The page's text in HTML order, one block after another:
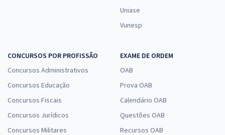
Uniase
Vunesp
CONCURSOS POR PROFISSÃO
Concursos Administrativos
Concursos Educação
Concursos Fiscais
Concursos Jurídicos
Concursos Militares
EXAME DE ORDEM
OAB
Prova OAB
Calendário OAB
Questões OAB
Recursos OAB